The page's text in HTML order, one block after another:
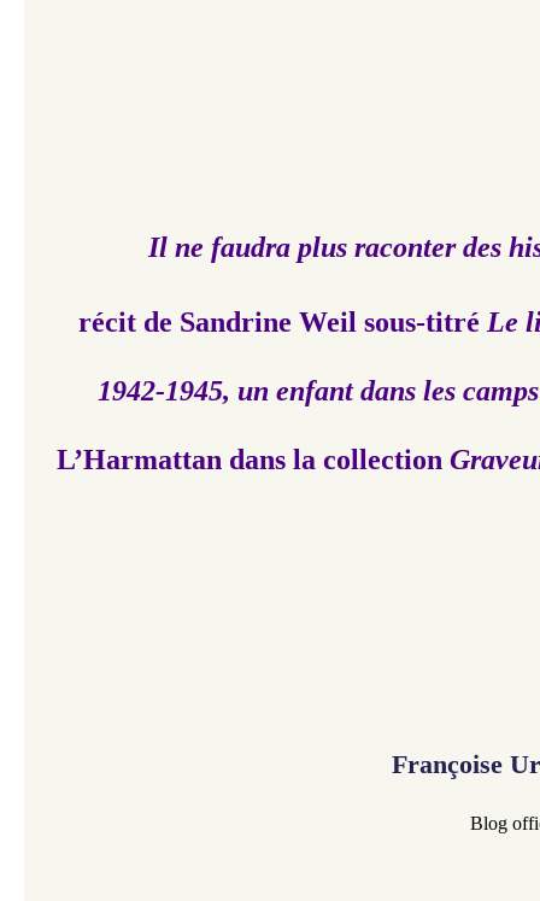
Il ne faudra plus raconter des
récit de Sandrine Weil sous-titré Le
1942-1945, un enfant dans les camps
L’Harmattan dans la collection
Françoise
Blog